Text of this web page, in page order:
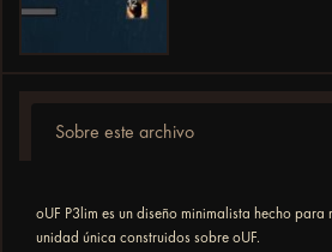
Sobre este archivo
oUF P3lim es un diseño minimalista hecho
unidad única construidos sobre oUF.